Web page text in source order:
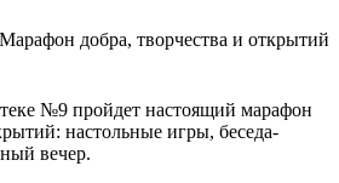
Марафон добра, творчества и открытий
№9 пройдет настоящий марафон
настольные игры, беседа-
вечер.